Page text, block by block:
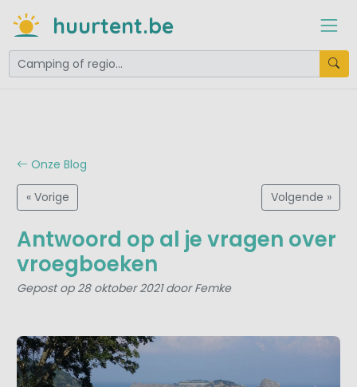
huurtent.be
Onze Blog
« Vorige Volgende »
Antwoord op al je vragen over
vroegboeken
Gepost op 28 oktober 2021 door Femke